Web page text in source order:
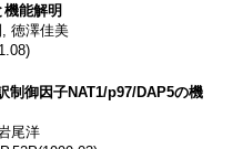
機能解明
徳澤佳美
制御因子NAT1/p97/DAP5の機
尾洋